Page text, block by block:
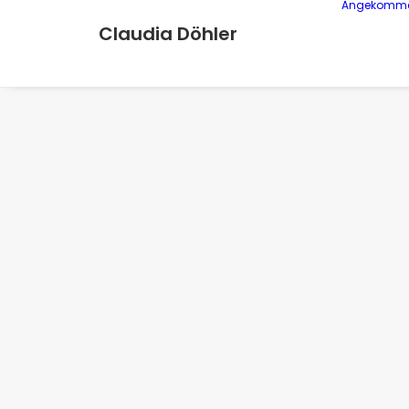
Claudia Döhler